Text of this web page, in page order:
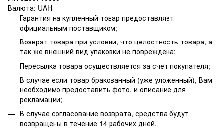
Валюта: UAH
Гарантия на купленный товар предоставляет
официальным поставщиком;
Возврат товара при условии, что целостность товара, а
так же внешний вид упаковки не повреждена;
Пересылка товара осуществляется за счет покупателя;
В случае если товар бракованный (уже уложенный), Вам
необходимо предоставить фото, и описание для
рекламации;
В случае согласование возврата, средства будут
возвращены в течение 14 рабочих дней.